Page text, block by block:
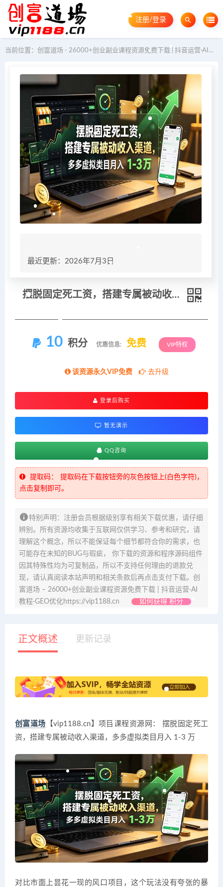
注册/登录
当前位置： 创富道场 - 26000+创业副业课程资源免费下载 | 抖音运营·AI教程·GEO优化
最近更新：2026年7月3日
摆脱固定死工资，搭建专属被动收入渠道，多多虚拟类目月入 1-3 万
10 积分 优惠信息: 免费 VIP特权
该资源永久VIP免费 去升级
登录后购买
暂无演示
QQ咨询
提取码：
提取码在下载按钮旁的灰色按钮上(白色字符)，
点击复制即可。
特别声明：注册会员根据级别享有相关下载优惠，请仔细
辨别。所有资源均收集于互联网仅供学习、参考和研究，请
理解这个概念，所以不能保证每个细节都符合你的需求，也
可能存在未知的BUG与瑕疵， 你下载的资源和程序源码组件
因其特殊性均为可复制品，所以不支持任何理由的退款兑
现，请认真阅读本站声明和相关条款后再点击支付下载。创
富道场 – 26000+创业副业课程资源免费下载 | 抖音运营·AI
教程·GEO优化https://vip1188.cn
如何获得 积分
正文概述 更新记录
创富道场 【vip1188.cn】项目课程资源网： 摆脱固定死工
资，搭建专属被动收入渠道，多多虚拟类目月入 1-3 万
对比市面上昙花一现的风口项目，这个玩法没有夸张的暴